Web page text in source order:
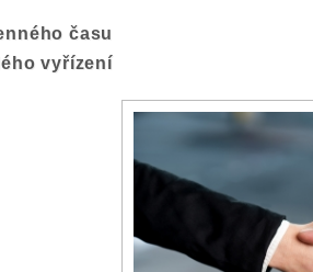
času
vyřízení